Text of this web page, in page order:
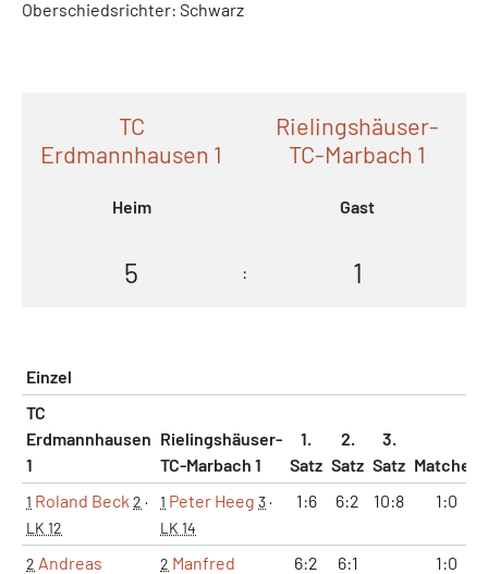
Oberschiedsrichter: Schwarz
TC
Erdmannhausen 1
Heim
Rielingshäuser-
TC-Marbach 1
Gast
5 : 1
Einzel
TC
Erdmannhausen
1
Rielingshäuser-
TC-Marbach 1
1.
Satz
2.
Satz
3.
Satz Matches
1 Roland Beck 2 ·
LK 12
1 Peter Heeg 3·
LK 14
1:6 6:2 10:8 1:0
2 Andreas
2 Manfred
6:2 6:1 1:0